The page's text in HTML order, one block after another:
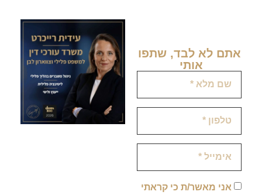
אתם לא לבד, שתפו
אותי ​
אני מאשר/ת כי קראתי